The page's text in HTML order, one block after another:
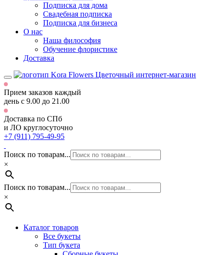
Подписка для дома
Свадебная подписка
Подписка для бизнеса
О нас
Наша философия
Обучение флористике
Доставка
Цветочный интернет-магазин
Прием заказов каждый
день с 9.00 до 21.00
Доставка по СПб
и ЛО круглосуточно
+7 (911) 795-49-95
Поиск по товарам...
×
Поиск по товарам...
×
Каталог товаров
Все букеты
Тип букета